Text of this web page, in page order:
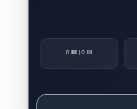
🟨 0 | 🟥 0